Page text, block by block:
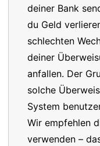
deiner Bank
du Geld
schlechten
deiner
anfallen. Der
solche
System
Wir empfehlen
verwenden –